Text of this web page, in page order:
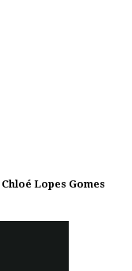
Lopes Gomes